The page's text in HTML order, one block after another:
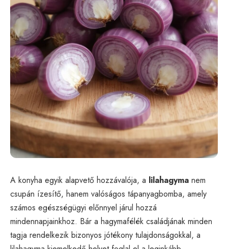
A konyha egyik alapvető hozzávalója, a lilahagyma nem
csupán ízesítő, hanem valóságos tápanyagbomba, amely
számos egészségügyi előnnyel járul hozzá
mindennapjainkhoz. Bár a hagymafélék családjának minden
tagja rendelkezik bizonyos jótékony tulajdonságokkal, a